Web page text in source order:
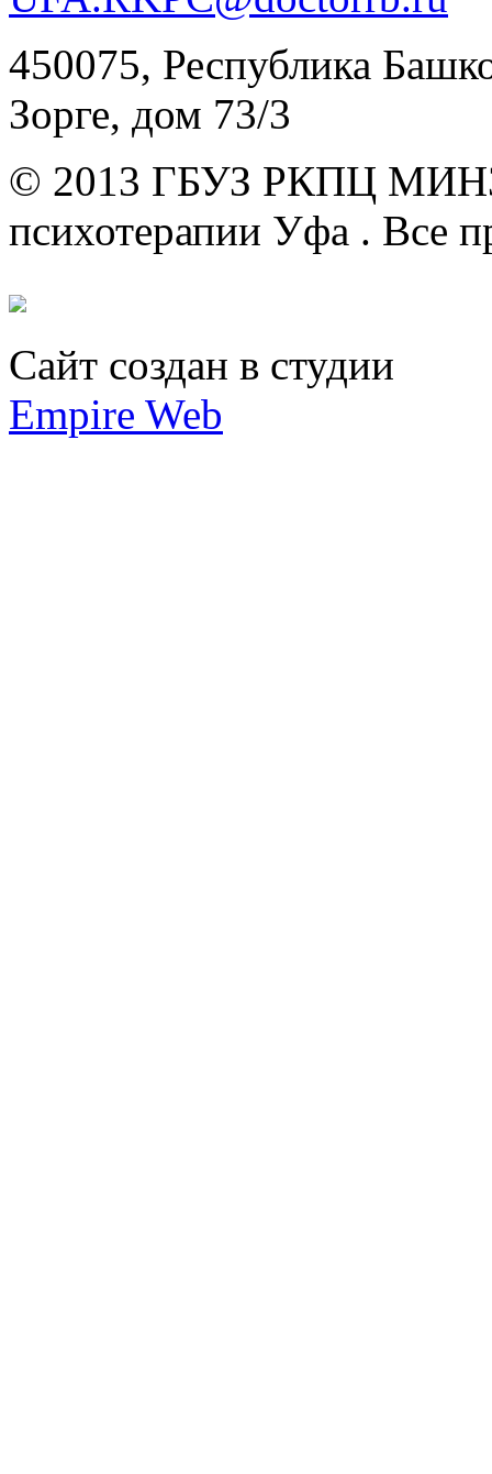
450075, Республика
Зорге, дом 73/3
© 2013 ГБУЗ РКПЦ
психотерапии Уфа . Все
Сайт создан в студии
Empire Web